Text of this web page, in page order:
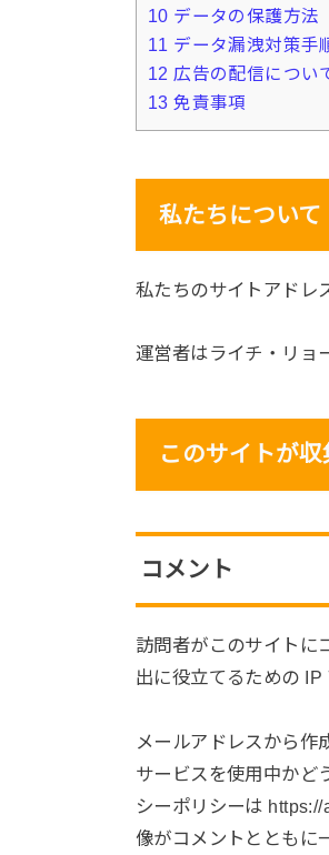
10 データの保護方法
11 データ漏洩対策手
12 広告の配信につい
13 免責事項
私たちについて
私たちのサイトアドレ
運営者はライチ・リョ
このサイトが
コメント
訪問者がこのサイトに
出に役立てるための IP
メールアドレスから作
サービスを使用中かど
シーポリシーは
像がコメントとともに